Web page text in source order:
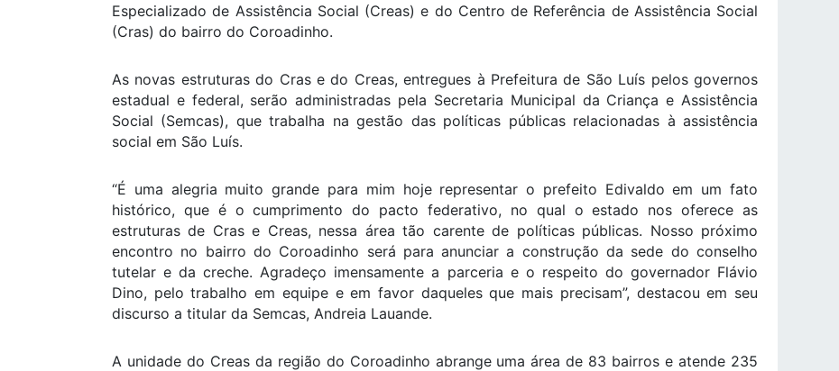
Especializado de Assistência Social (Creas) e do Centro de Referência de Assistência Social
(Cras) do bairro do Coroadinho.
As novas estruturas do Cras e do Creas, entregues à Prefeitura de São Luís pelos governos
estadual e federal, serão administradas pela Secretaria Municipal da Criança e Assistência
Social (Semcas), que trabalha na gestão das políticas públicas relacionadas à assistência
social em São Luís.
“É uma alegria muito grande para mim hoje representar o prefeito Edivaldo em um fato
histórico, que é o cumprimento do pacto federativo, no qual o estado nos oferece as
estruturas de Cras e Creas, nessa área tão carente de políticas públicas. Nosso próximo
encontro no bairro do Coroadinho será para anunciar a construção da sede do conselho
tutelar e da creche. Agradeço imensamente a parceria e o respeito do governador Flávio
Dino, pelo trabalho em equipe e em favor daqueles que mais precisam”, destacou em seu
discurso a titular da Semcas, Andreia Lauande.
A unidade do Creas da região do Coroadinho abrange uma área de 83 bairros e atende 235